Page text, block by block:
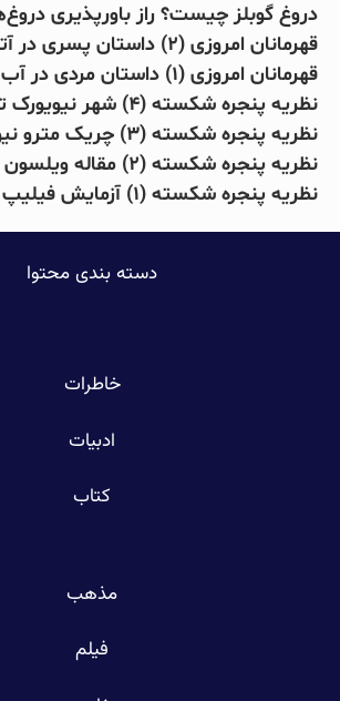
دروغ گوبلز چیست؟ راز باورپذیری
قهرمانان امروزی (۲) داستان پسری در آتش
قهرمانان امروزی (۱) داستان مردی در آب
نظریه پنجره شکسته (۴) شهر نیویورک تغییر می‌کند!
نظریه پنجره شکسته (۳) چریک مترو نیویورک ۱۹۸۴
نظریه پنجره شکسته (۲) مقاله ویلسون و کلینگ
نظریه پنجره شکسته (۱) آزمایش فیلیپ زیمباردو ۱۹۶۹
دسته بندی محتوا
خاطرات
ادبیات
کتاب
مذهب
فیلم